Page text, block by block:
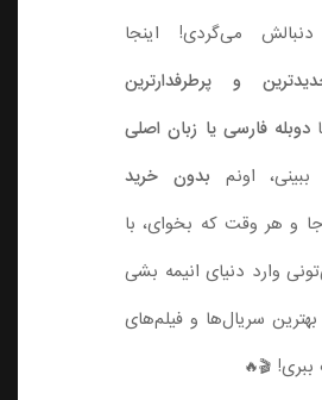
می‌گردی! اینجا
و پرطرفدارترین
دوبله فارسی یا زبان اصلی
اونم بدون خرید
و هر وقت که بخوای، با
وارد دنیای انیمه بشی
سریال‌ها و فیلم‌های
🎬🔥